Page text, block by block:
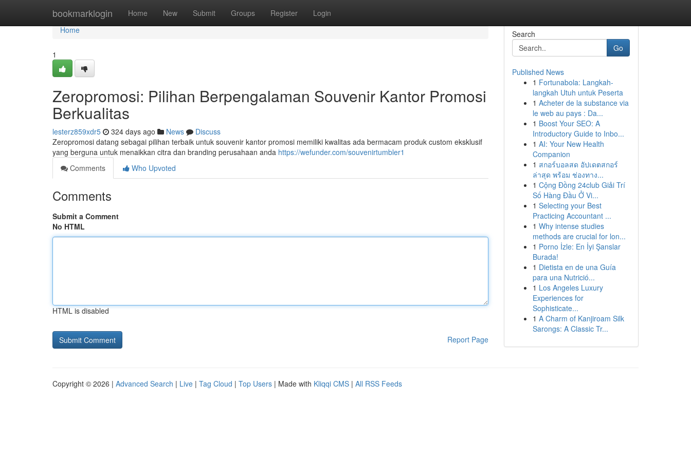
bookmarklogin Home New Submit Groups Register Login
Home
Home
1
Zeropromosi: Pilihan Berpengalaman Souvenir Kantor Promosi
Berkualitas
lesterz859xdr5 324 days ago News
Discuss
Zeropromosi datang sebagai pilihan terbaik untuk souvenir kantor promosi memiliki kwalitas ada bermacam produk custom eksklusif
yang berguna untuk menaikkan citra dan branding perusahaan anda https://wefunder.com/souvenirtumbler1
Comments
Who Upvoted
Comments
Submit a Comment
No HTML
HTML is disabled
Report Page
Search
Go
Published News
1 Fortunabola: Langkah-
langkah Utuh untuk Peserta
1 Acheter de la substance via
le web au pays : Da...
1 Boost Your SEO: A
Introductory Guide to Inbo...
1 AI: Your New Health
Companion
1 สกอร์บอลสด อัปเดตสกอร์
ล่าสุด พร้อม ช่องทาง...
1 Cộng Đồng 24club Giải Trí
Số Hàng Đầu Ở Vi...
1 Selecting your Best
Practicing Accountant ...
1 Why intense studies
methods are crucial for lon...
1 Porno İzle: En İyi Şanslar
Burada!
1 Dietista en de una Guía
para una Nutrició...
1 Los Angeles Luxury
Experiences for
Sophisticate...
1 A Charm of Kanjiroam Silk
Sarongs: A Classic Tr...
Copyright © 2026 | Advanced Search | Live | Tag Cloud | Top Users | Made with Kliqqi CMS | All RSS Feeds